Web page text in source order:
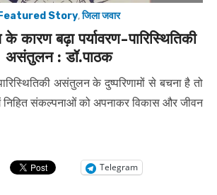
Featured Story,जिला जवार
के कारण बढ़ा पर्यावरण-पारिस्थितिकी
असंतुलन : डॉ.पाठक
असंतुलन के दुष्परिणामों से बचना है तो
निहित संकल्पनाओं को अपनाकर विकास और जीवन
Telegram